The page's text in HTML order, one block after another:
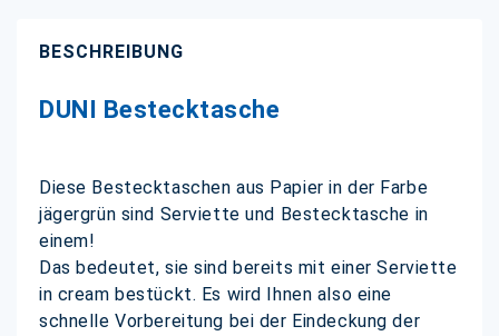
BESCHREIBUNG
DUNI Bestecktasche
Diese Bestecktaschen aus Papier in der Farbe
jägergrün sind Serviette und Bestecktasche in
einem!
Das bedeutet, sie sind bereits mit einer Serviette
in cream bestückt. Es wird Ihnen also eine
schnelle Vorbereitung bei der Eindeckung der